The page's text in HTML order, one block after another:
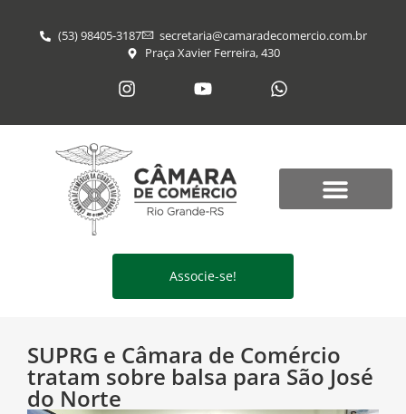
(53) 98405-3187
secretaria@​camaradecomercio.com.br
Praça Xavier Ferreira, 430
Associe-se!
SUPRG e Câmara de Comércio
tratam sobre balsa para São José
do Norte